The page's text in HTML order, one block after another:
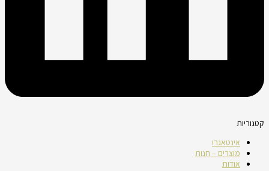
קטגוריות
אינטאגרו
מוצרים – חנות
אודות